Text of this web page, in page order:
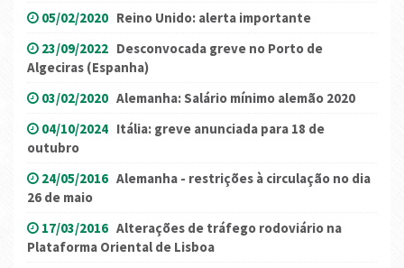
05/02/2020 Reino Unido: alerta importante
23/09/2022 Desconvocada greve no Porto de
Algeciras (Espanha)
03/02/2020 Alemanha: Salário mínimo alemão 2020
04/10/2024 Itália: greve anunciada para 18 de
outubro
24/05/2016 Alemanha - restrições à circulação no dia
26 de maio
17/03/2016 Alterações de tráfego rodoviário na
Plataforma Oriental de Lisboa